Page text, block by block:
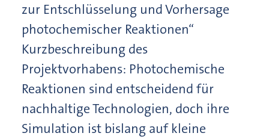
zur Entschlüsselung und Vorhersage
photochemischer Reaktionen“
Kurzbeschreibung des
Projektvorhabens: Photochemische
Reaktionen sind entscheidend für
nachhaltige Technologien, doch ihre
Simulation ist bislang auf kleine